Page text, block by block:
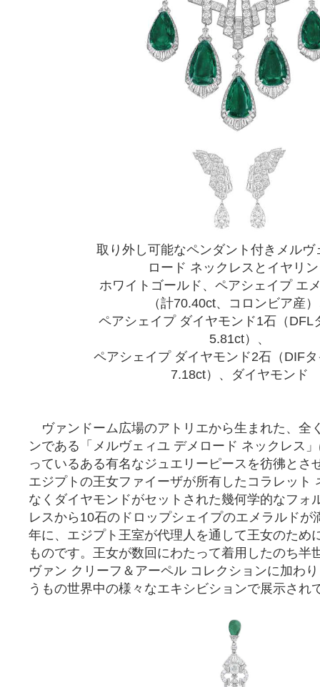
取り外し可能なペンダント付きメルヴ
ロード ネックレスとイヤリ
ホワイトゴールド、ペアシェイプ エ
（計70.40ct、コロンビア産
ペアシェイプ ダイヤモンド1石（DFL
5.81ct）、
ペアシェイプ ダイヤモンド2石（DIF
7.18ct）、ダイヤモンド
ヴァンドーム広場のアトリエから生まれた、全
ンである「メルヴェィユ デメロード ネックレス
っているある有名なジュエリーピースを彷彿とさ
エジプトの王女ファイーザが所有したコラレット
なくダイヤモンドがセットされた幾何学的なフォ
レスから10石のドロップシェイプのエメラルドが
年に、エジプト王室が代理人を通して王女のため
ものです。王女が数回にわたって着用したのち半
ヴァン クリーフ＆アーペル コレクションに加わ
うもの世界中の様々なエキシビションで展示され